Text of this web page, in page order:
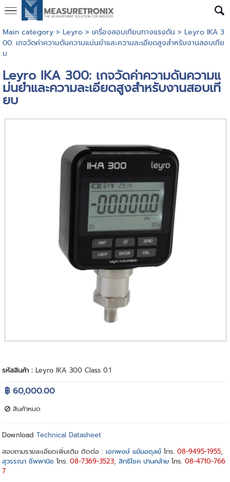
Main category> Leyro> เครื่องสอบเทียบทางแรงดัน > Leyro IKA 3
00: เกจวัดค่าความดันความแม่นยำและความละเอียดสูงสำหรับงานสอบเทีย
บ
Leyro IKA 300: เกจวัดค่าความดันความแ
ม่นยำและความละเอียดสูงสำหรับงานสอบเที
ยบ
รหัสสินค้า :Leyro IKA 300 Class 0.1
฿ 60,000.00
สินค้าหมด
DownloadTechnical Datasheet
สอบถามรายละเอียดเพิ่มเติม ติดต่อ :เอกพงษ์ แย้มอดุลย์ โทร.08-9495-1955,
สุวรรณา ชีพพานิช โทร.08-7369-3523,สิทธิโชค ปานคล้าย โทร.08-4710-766
7